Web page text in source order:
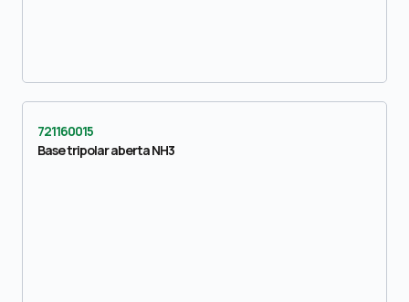
721160015
Base tripolar aberta NH3